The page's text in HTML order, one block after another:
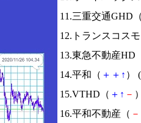
11.三重交通GHD
12.トランスコス
13.東急不動産HD
14.平和（ ＋ ＋ ↑ ） (
15.VTHD（ ＋ ↑ －
16.平和不動産（ －